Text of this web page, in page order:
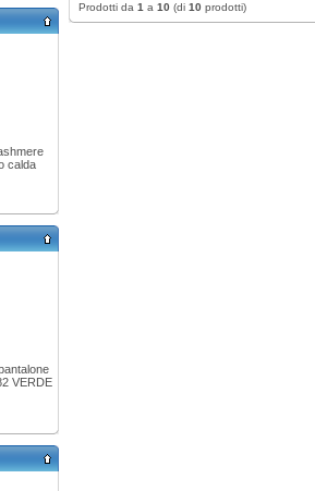
calda
VERDE
Prodotti da 1 a 10 (di 10 prodotti)